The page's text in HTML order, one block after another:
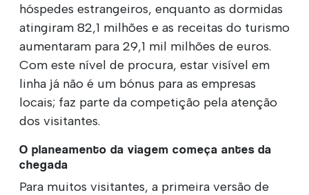
hóspedes estrangeiros, enquanto as dormidas
atingiram 82,1 milhões e as receitas do turismo
aumentaram para 29,1 mil milhões de euros.
Com este nível de procura, estar visível em
linha já não é um bónus para as empresas
locais; faz parte da competição pela atenção
dos visitantes.
O planeamento da viagem começa antes da
chegada
Para muitos visitantes, a primeira versão de